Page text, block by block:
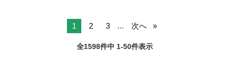
1 2 3 ... 次へ
全1598件中 1-50件表示